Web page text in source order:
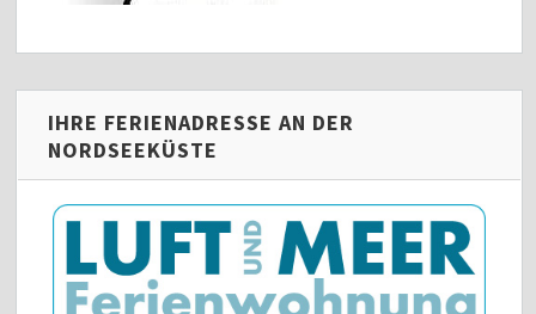
IHRE FERIENADRESSE AN DER
NORDSEEKÜSTE